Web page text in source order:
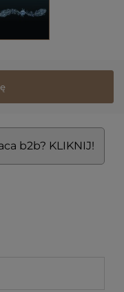
b2b? KLIKNIJ!